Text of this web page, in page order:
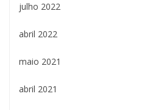
julho 2022
abril 2022
maio 2021
abril 2021